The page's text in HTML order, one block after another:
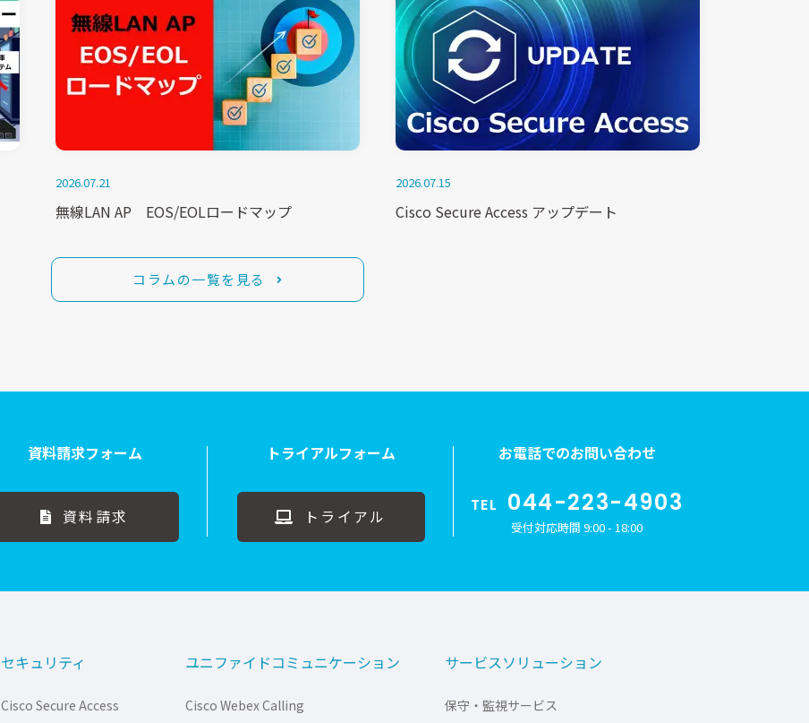
2026.07.21
無線LAN AP EOS/EOLロードマップ
2026.07.15
Cisco Secure Access アップデート
コラムの一覧を見る
資料請求フォーム
資料請求
トライアルフォーム
トライアル
お電話でのお問い合わせ
TEL 044-223-4903
受付対応時間 9:00 - 18:00
セキュリティ
Cisco Secure Access
ユニファイドコミュニケーション
Cisco Webex Calling
サービスソリューション
保守・監視サービス